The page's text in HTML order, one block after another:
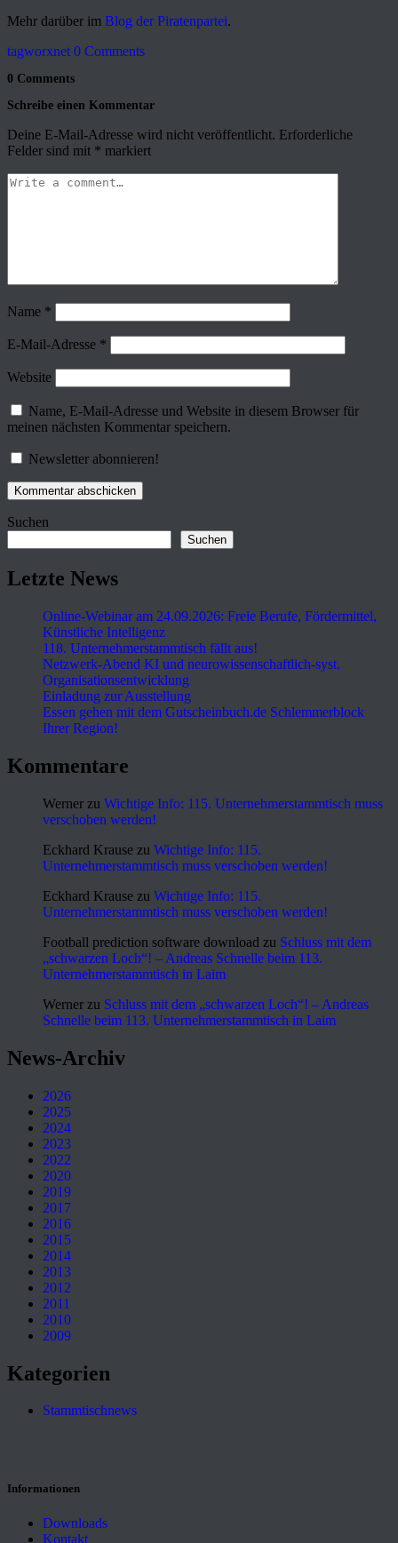
Mehr darüber im Blog der Piratenpartei.
tagworxnet 0 Comments
0 Comments
Schreibe einen Kommentar
Deine E-Mail-Adresse wird nicht veröffentlicht. Erforderliche
Felder sind mit * markiert
Name *
E-Mail-Adresse *
Website
Name, E-Mail-Adresse und Website in diesem Browser für
meinen nächsten Kommentar speichern.
Newsletter abonnieren!
Suchen
Suchen
Letzte News
Online-Webinar am 24.09.2026: Freie Berufe, Fördermittel,
Künstliche Intelligenz
118. Unternehmerstammtisch fällt aus!
Netzwerk-Abend KI und neurowissenschaftlich-syst.
Organisationsentwicklung
Einladung zur Ausstellung
Essen gehen mit dem Gutscheinbuch.de Schlemmerblock
Ihrer Region!
Kommentare
Werner zu Wichtige Info: 115. Unternehmerstammtisch muss
verschoben werden!
Eckhard Krause zu Wichtige Info: 115.
Unternehmerstammtisch muss verschoben werden!
Eckhard Krause zu Wichtige Info: 115.
Unternehmerstammtisch muss verschoben werden!
Football prediction software download zu Schluss mit dem
„schwarzen Loch“! – Andreas Schnelle beim 113.
Unternehmerstammtisch in Laim
Werner zu Schluss mit dem „schwarzen Loch“! – Andreas
Schnelle beim 113. Unternehmerstammtisch in Laim
News-Archiv
2026
2025
2024
2023
2022
2020
2019
2017
2016
2015
2014
2013
2012
2011
2010
2009
Kategorien
Stammtischnews
Informationen
Downloads
Kontakt